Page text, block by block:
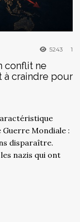
5243 1
conflit ne
à craindre pour
Guerre Mondiale :
disparaître.
nazis qui ont